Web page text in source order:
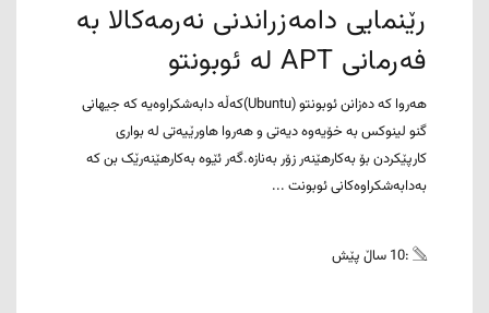
رێنمایی دامەزراندنی نەرمەکالا بە
فەرمانی APT لە ئوبونتو
هەروا کە دەزانن ئوبونتو (Ubuntu)کەڵە دابەشکراوەیە کە جیهانی
گنو لینوکس بە خۆیەوە دیەتی و هەروا هاورێیەتی لە بواری
کارپێکردن بۆ بەکارهێنەر زۆر بەنازە.گەر ئێوە بەکارهێنەرێک بن کە
بەدابەشکراوەکانی ئوبونت ...
:10 ساڵ پێش